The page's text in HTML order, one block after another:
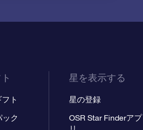
ト
ク
星を表示する
星の登録
OSR Star Finderアプ